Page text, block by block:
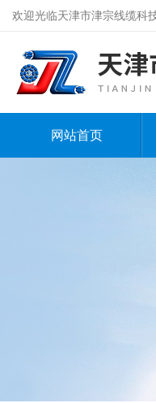
欢迎光临天津市津宗线缆科
网站首页